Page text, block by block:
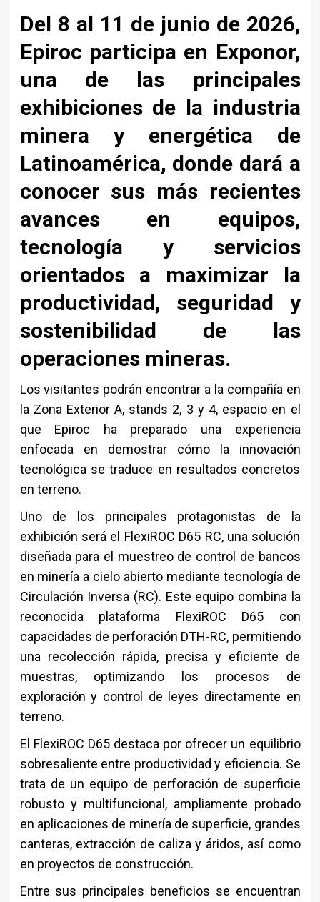
Del 8 al 11 de junio de 2026,
Epiroc participa en Exponor,
una de las principales
exhibiciones de la industria
minera y energética de
Latinoamérica, donde dará a
conocer sus más recientes
avances en equipos,
tecnología y servicios
orientados a maximizar la
productividad, seguridad y
sostenibilidad de las
operaciones mineras.
Los visitantes podrán encontrar a la compañía en
la Zona Exterior A, stands 2, 3 y 4, espacio en el
que Epiroc ha preparado una experiencia
enfocada en demostrar cómo la innovación
tecnológica se traduce en resultados concretos
en terreno.
Uno de los principales protagonistas de la
exhibición será el FlexiROC D65 RC, una solución
diseñada para el muestreo de control de bancos
en minería a cielo abierto mediante tecnología de
Circulación Inversa (RC). Este equipo combina la
reconocida plataforma FlexiROC D65 con
capacidades de perforación DTH-RC, permitiendo
una recolección rápida, precisa y eficiente de
muestras, optimizando los procesos de
exploración y control de leyes directamente en
terreno.
El FlexiROC D65 destaca por ofrecer un equilibrio
sobresaliente entre productividad y eficiencia. Se
trata de un equipo de perforación de superficie
robusto y multifuncional, ampliamente probado
en aplicaciones de minería de superficie, grandes
canteras, extracción de caliza y áridos, así como
en proyectos de construcción.
Entre sus principales beneficios se encuentran